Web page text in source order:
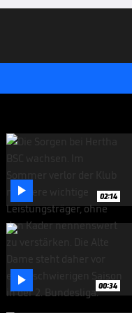
 02:14
 00:34